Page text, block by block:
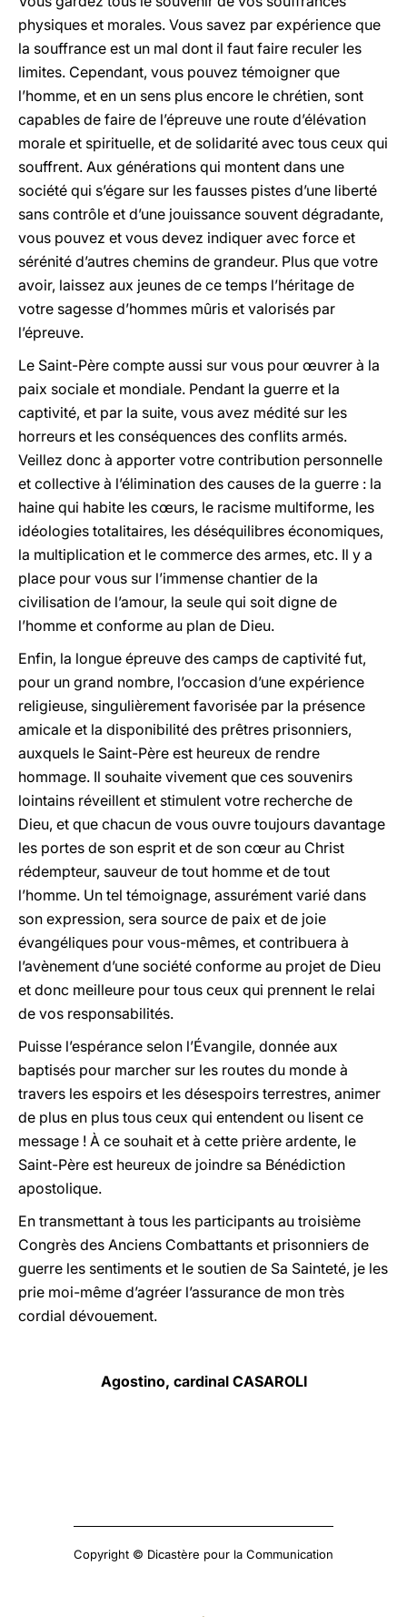
physiques et morales. Vous savez par expérience que
la souffrance est un mal dont il faut faire reculer les
limites. Cependant, vous pouvez témoigner que
l’homme, et en un sens plus encore le chrétien, sont
capables de faire de l’épreuve une route d’élévation
morale et spirituelle, et de solidarité avec tous ceux qui
souffrent. Aux générations qui montent dans une
société qui s’égare sur les fausses pistes d’une liberté
sans contrôle et d’une jouissance souvent dégradante,
vous pouvez et vous devez indiquer avec force et
sérénité d’autres chemins de grandeur. Plus que votre
avoir, laissez aux jeunes de ce temps l’héritage de
votre sagesse d’hommes mûris et valorisés par
l’épreuve.
Le Saint-Père compte aussi sur vous pour œuvrer à la
paix sociale et mondiale. Pendant la guerre et la
captivité, et par la suite, vous avez médité sur les
horreurs et les conséquences des conflits armés.
Veillez donc à apporter votre contribution personnelle
et collective à l’élimination des causes de la guerre : la
haine qui habite les cœurs, le racisme multiforme, les
idéologies totalitaires, les déséquilibres économiques,
la multiplication et le commerce des armes, etc. Il y a
place pour vous sur l’immense chantier de la
civilisation de l’amour, la seule qui soit digne de
l’homme et conforme au plan de Dieu.
Enfin, la longue épreuve des camps de captivité fut,
pour un grand nombre, l’occasion d’une expérience
religieuse, singulièrement favorisée par la présence
amicale et la disponibilité des prêtres prisonniers,
auxquels le Saint-Père est heureux de rendre
hommage. Il souhaite vivement que ces souvenirs
lointains réveillent et stimulent votre recherche de
Dieu, et que chacun de vous ouvre toujours davantage
les portes de son esprit et de son cœur au Christ
rédempteur, sauveur de tout homme et de tout
l’homme. Un tel témoignage, assurément varié dans
son expression, sera source de paix et de joie
évangéliques pour vous-mêmes, et contribuera à
l’avènement d’une société conforme au projet de Dieu
et donc meilleure pour tous ceux qui prennent le relai
de vos responsabilités.
Puisse l’espérance selon l’Évangile, donnée aux
baptisés pour marcher sur les routes du monde à
travers les espoirs et les désespoirs terrestres, animer
de plus en plus tous ceux qui entendent ou lisent ce
message ! À ce souhait et à cette prière ardente, le
Saint-Père est heureux de joindre sa Bénédiction
apostolique.
En transmettant à tous les participants au troisième
Congrès des Anciens Combattants et prisonniers de
guerre les sentiments et le soutien de Sa Sainteté, je les
prie moi-même d’agréer l’assurance de mon très
cordial dévouement.
Agostino, cardinal CASAROLI
Copyright © Dicastère pour la Communication